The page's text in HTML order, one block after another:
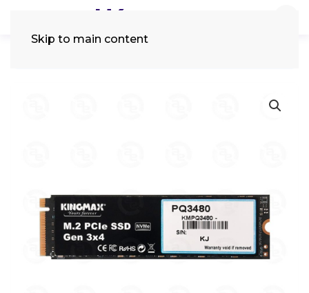
Skip to main content